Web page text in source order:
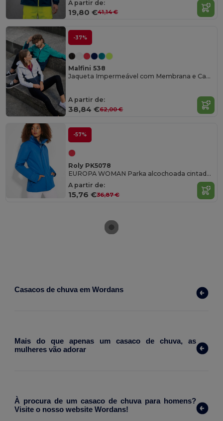
A partir de:
19,80 €41,14 €
-37%
Malfini 538
Jaqueta Impermeável com Membrana e Capuz Removível
A partir de:
38,84 €62,00 €
-57%
Roly PK5078
EUROPA WOMAN Parka alcochoada cintada e impermeável
A partir de:
15,76 €36,87 €
Casacos de chuva em Wordans
Mais do que apenas um casaco de chuva, as
mulheres vão adorar
À procura de um casaco de chuva para homens?
Visite o nosso website Wordans!